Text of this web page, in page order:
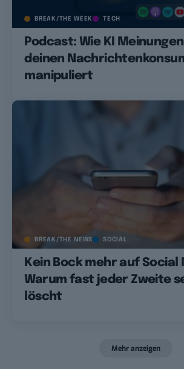
BREAK/THE WEEK TECH
Podcast: Wie KI
deinen
manipuliert
BREAK/THE NEWS SOCIAL
Kein Bock mehr auf Social
Warum fast jeder Zweite
löscht
Mehr anzeigen